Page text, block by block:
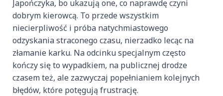
Japończyka, bo ukazują one, co naprawdę czyni
dobrym kierowcą. To przede wszystkim
niecierpliwość i próba natychmiastowego
odzyskania straconego czasu, nierzadko lecąc na
złamanie karku. Na odcinku specjalnym często
kończy się to wypadkiem, na publicznej drodze
czasem też, ale zazwyczaj popełnianiem kolejnych
błędów, które potęgują frustrację.